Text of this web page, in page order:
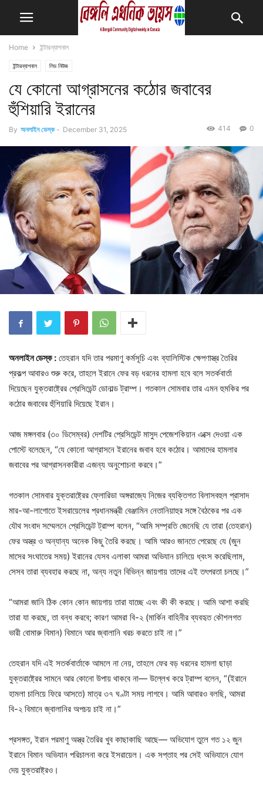
Home ইন্টারন্যাশনাল
ইন্টারন্যাশনাল লিড নিউজ
যে কোনো আগ্রাসনের কঠোর জবাবের
হুঁশিয়ারি ইরানের
By অনলাইন ডেস্ক - December 31, 2025 0
414
অনলাইন ডেস্ক : তেহরান যদি তার পরমাণু কর্মসূচি এবং ব্যালিস্টিক ক্ষেপণাস্ত্র তৈরির
প্রকল্প আবারও শুরু করে, তাহলে ইরানে ফের বড় ধরনের হামলা হবে বলে সতর্কবার্তা
দিয়েছেন যুক্তরাষ্ট্রের প্রেসিডেন্ট ডোনাল্ড ট্রাম্প। গতকাল সোমবার তার এমন হুমকির পর
কঠোর জবাবের হুঁশিয়ারি দিয়েছে ইরান।
আজ মঙ্গলবার (৩০ ডিসেম্বর) দেশটির প্রেসিডেন্ট মাসুদ পেজেশকিয়ান এক্সে দেওয়া এক
পোস্টে বলেছেন, “যে কোনো আগ্রাসনে ইরানের জবাব হবে কঠোর। আমাদের হামলার
জবাবের পর আগ্রাসনকারীরা এজন্য অনুশোচনা করবে।”
গতকাল সোমবার যুক্তরাষ্ট্রের ফ্লোরিডা অঙ্গরাজ্যে নিজের ব্যক্তিগত বিলাসবহুল প্রাসাদ
মার-আ-লাগোতে ইসরায়েলের প্রধানমন্ত্রী বেঞ্জামিন নেতানিয়াহুর সঙ্গে বৈঠকের পর এক
যৌথ সংবাদ সম্মেলনে প্রেসিডেন্ট ট্রাম্প বলেন, “আমি সম্প্রতি জেনেছি যে তারা (তেহরান)
ফের অস্ত্র ও অন্যান্য অনেক কিছু তৈরি করছে। আমি আরও জানতে পেরেছে যে (জুন
মাসের সংঘাতের সময়) ইরানের যেসব এলাকা আমরা অভিযান চালিয়ে ধ্বংস করেছিলাম,
সেসব তারা ব্যবহার করছে না, অন্য নতুন বিভিন্ন জায়গায় তাদের এই তৎপরতা চলছে।”
“আমরা জানি ঠিক কোন কোন জায়গায় তারা যাচ্ছে এবং কী কী করছে। আমি আশা করছি
তারা যা করছে, তা বন্ধ করবে; কারণ আমরা বি-২ (মার্কিন বাহিনীর ব্যবহৃত কৌশলগত
ভারী বোমারু বিমান) বিমানে আর জ্বালানি খরচ করতে চাই না।”
তেহরান যদি এই সতর্কবার্তাকে আমলে না নেয়, তাহলে ফের বড় ধরনের হামলা ছাড়া
যুক্তরাষ্ট্রের সামনে আর কোনো উপায় থাকবে না— উল্লেখ করে ট্রাম্প বলেন, “(ইরানে
হামলা চালিয়ে ফিরে আসতে) মাত্র ৩৭ ঘণ্টা সময় লাগবে। আমি আবারও বলছি, আমরা
বি-২ বিমানে জ্বালানির অপচয় চাই না।”
প্রসঙ্গত, ইরান পরমাণু অস্ত্র তৈরির খুব কাছাকাছি আছে— অভিযোগ তুলে গত ১২ জুন
ইরানে বিমান অভিযান পরিচালনা করে ইসরায়েল। এক সপ্তাহ পর সেই অভিযানে যোগ
দেয় যুক্তরাষ্ট্রও।